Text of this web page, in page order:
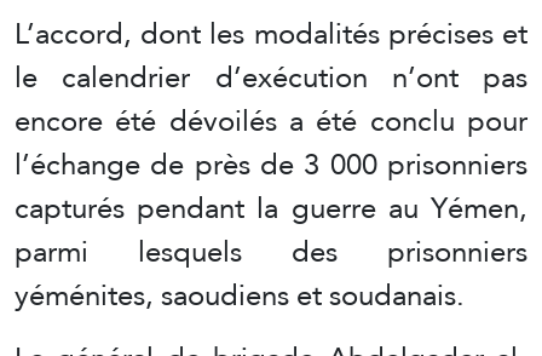
L’accord, dont les modalités précises et
le calendrier d’exécution n’ont pas
encore été dévoilés a été conclu pour
l’échange de près de 3 000 prisonniers
capturés pendant la guerre au Yémen,
parmi lesquels des prisonniers
yéménites, saoudiens et soudanais.